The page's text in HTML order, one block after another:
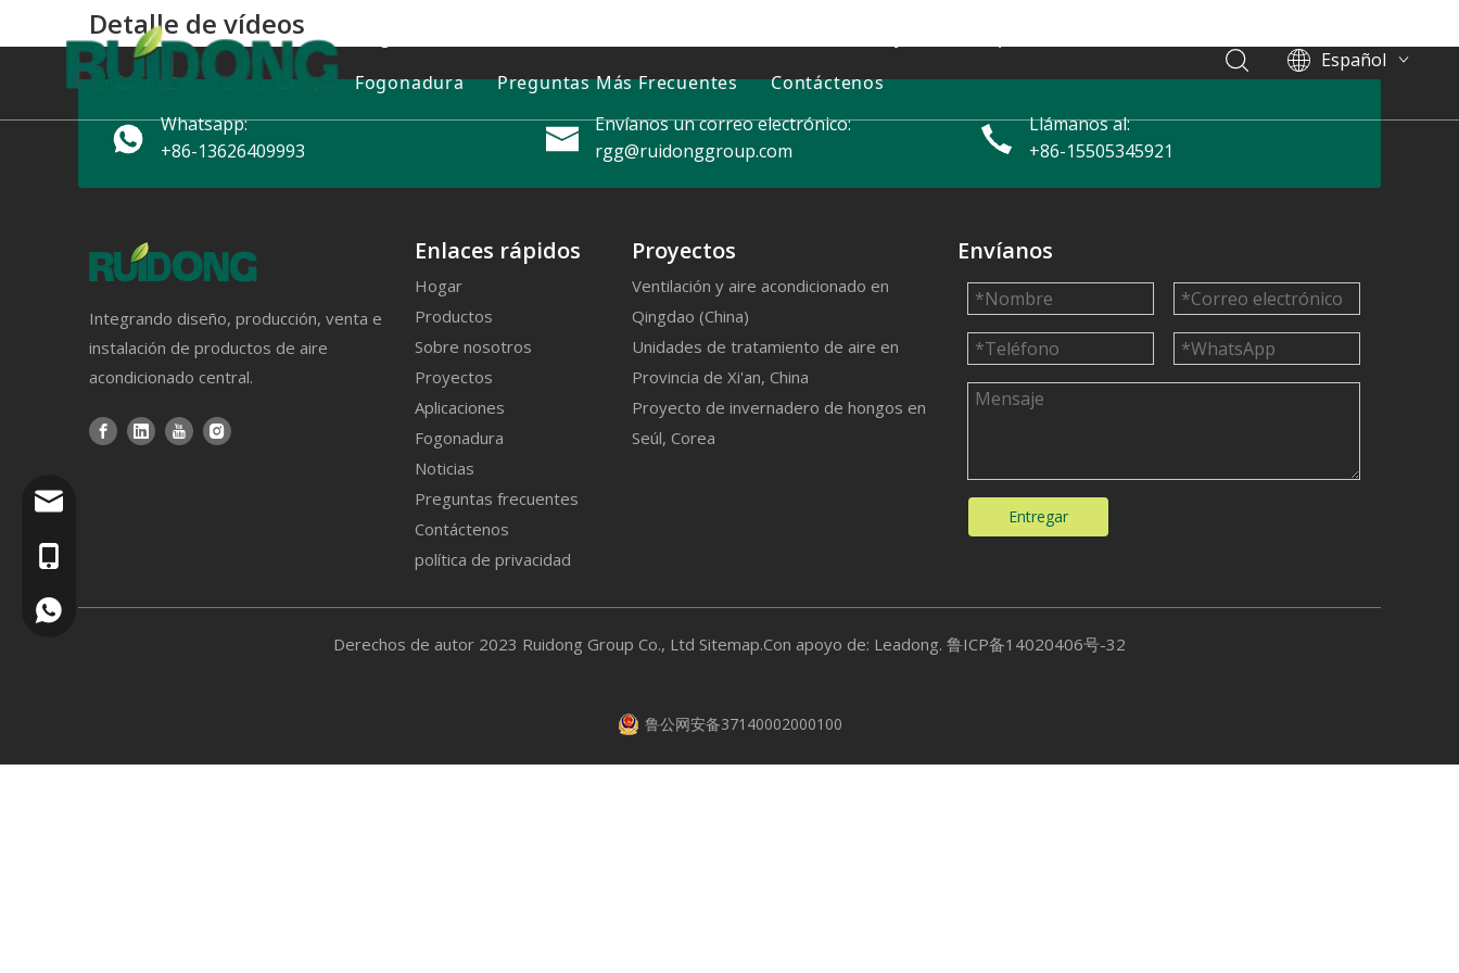
Enfriador enfriado por agua
Equipo de potencia campeón
Bomba de calor de fuente terrestre
Generador de propano
Aire acondicionado comercial
Soldadura de productos Pulsar
Generador para toda la casa
Unidad de tratamiento de aire
Intercambiador de calor
Torre de enfriamiento
Enfriamiento
Unidad de bobina del ventilador
Perfil de la empresa
Nuestra historia
Apoyo
Fogonadura
Preguntas Más Frecuentes Contáctenos
Español
简体中文
Français
Italiano
한국어
Nederlands
Detalle de vídeos
+86 15953109697
Whatsapp:
+86-13626409993
Envíanos un correo electrónico:
rgg@ruidonggroup.com
Llámanos al:
+86-15505345921
Integrando diseño, producción, venta e
instalación de productos de aire
acondicionado central.
Enlaces rápidos
Hogar
Productos
Sobre nosotros
Proyectos
Aplicaciones
Fogonadura
Noticias
Preguntas frecuentes
Contáctenos
política de privacidad
Proyectos
Ventilación y aire acondicionado en
Qingdao (China)
Unidades de tratamiento de aire en
Provincia de Xi'an, China
Proyecto de invernadero de hongos en
Seúl, Corea
Envíanos
Entregar
​Derechos de autor 2023 Ruidong Group Co., Ltd Sitemap.Con apoyo de: Leadong. 鲁ICP备14020406号-32
鲁公网安备37140002000100